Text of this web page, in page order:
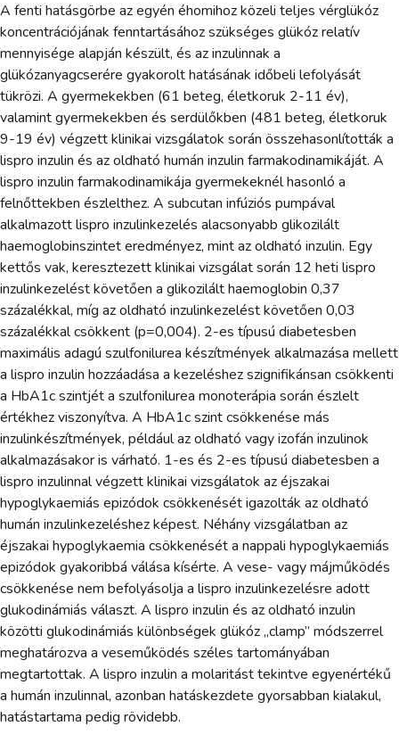
A fenti hatásgörbe az egyén éhomihoz közeli teljes vérglükóz
koncentrációjának fenntartásához szükséges glükóz relatív
mennyisége alapján készült, és az inzulinnak a
glükózanyagcserére gyakorolt hatásának időbeli lefolyását
tükrözi. A gyermekekben (61 beteg, életkoruk 2-11 év),
valamint gyermekekben és serdülőkben (481 beteg, életkoruk
9-19 év) végzett klinikai vizsgálatok során összehasonlították a
lispro inzulin és az oldható humán inzulin farmakodinamikáját. A
lispro inzulin farmakodinamikája gyermekeknél hasonló a
felnőttekben észlelthez. A subcutan infúziós pumpával
alkalmazott lispro inzulinkezelés alacsonyabb glikozilált
haemoglobinszintet eredményez, mint az oldható inzulin. Egy
kettős vak, keresztezett klinikai vizsgálat során 12 heti lispro
inzulinkezelést követően a glikozilált haemoglobin 0,37
százalékkal, míg az oldható inzulinkezelést követően 0,03
százalékkal csökkent (p=0,004). 2-es típusú diabetesben
maximális adagú szulfonilurea készítmények alkalmazása mellett
a lispro inzulin hozzáadása a kezeléshez szignifikánsan csökkenti
a HbA1c szintjét a szulfonilurea monoterápia során észlelt
értékhez viszonyítva. A HbA1c szint csökkenése más
inzulinkészítmények, például az oldható vagy izofán inzulinok
alkalmazásakor is várható. 1-es és 2-es típusú diabetesben a
lispro inzulinnal végzett klinikai vizsgálatok az éjszakai
hypoglykaemiás epizódok csökkenését igazolták az oldható
humán inzulinkezeléshez képest. Néhány vizsgálatban az
éjszakai hypoglykaemia csökkenését a nappali hypoglykaemiás
epizódok gyakoribbá válása kísérte. A vese- vagy májműködés
csökkenése nem befolyásolja a lispro inzulinkezelésre adott
glukodinámiás választ. A lispro inzulin és az oldható inzulin
közötti glukodinámiás különbségek glükóz „clamp” módszerrel
meghatározva a veseműködés széles tartományában
megtartottak. A lispro inzulin a molaritást tekintve egyenértékű
a humán inzulinnal, azonban hatáskezdete gyorsabban kialakul,
hatástartama pedig rövidebb.